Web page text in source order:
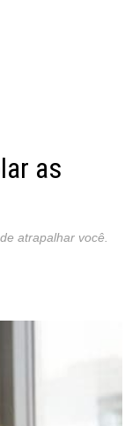
as
atrapalhar você.